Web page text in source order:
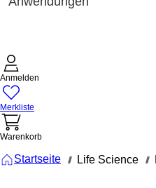
Anmelden
Merkliste
Warenkorb
Startseite /// Life Science ///